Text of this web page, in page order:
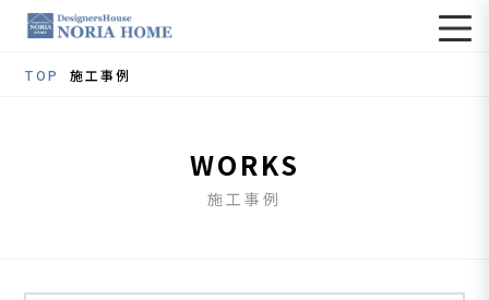
TOP 施工事例
WORKS
施工事例